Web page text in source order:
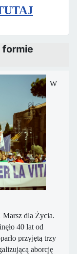
formie
W
Marsz dla Życia.
40 lat od
przyjętą trzy
aborcję